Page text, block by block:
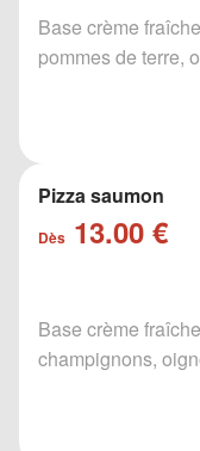
Base crème
pommes de terre,
Pizza saumon
Dès 13.00 €
Base crème
champignons,